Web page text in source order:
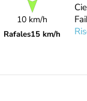
10 km/h
Rafales15 km/h